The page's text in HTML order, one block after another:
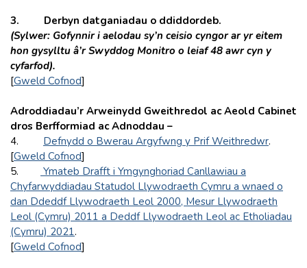
3. Derbyn datganiadau o ddiddordeb.
(Sylwer: Gofynnir i aelodau sy’n ceisio cyngor ar yr eitem
hon gysylltu â’r Swyddog Monitro o leiaf 48 awr cyn y
cyfarfod).
[Gweld Cofnod]
Adroddiadau’r Arweinydd Gweithredol ac Aeold Cabinet
dros Berfformiad ac Adnoddau –
4. Defnydd o Bwerau Argyfwng y Prif Weithredwr.
[Gweld Cofnod]
5.
Ymateb Drafft i Ymgynghoriad Canllawiau a
Chyfarwyddiadau Statudol Llywodraeth Cymru a wnaed o
dan Ddeddf Llywodraeth Leol 2000, Mesur Llywodraeth
Leol (Cymru) 2011 a Deddf Llywodraeth Leol ac Etholiadau
(Cymru) 2021.
[Gweld Cofnod]